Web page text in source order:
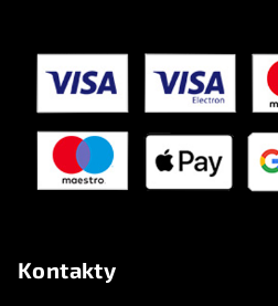
Kontakty